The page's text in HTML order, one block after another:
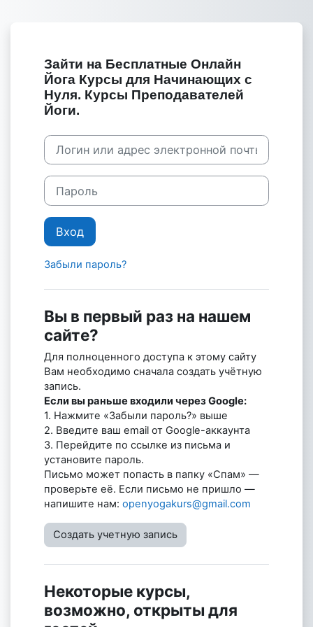
Зайти на Бесплатные Онлайн
Йога Курсы для Начинающих с
Нуля. Курсы Преподавателей
Йоги.
Пропустить и перейти к созданию новой учетной
Логин или адрес электронной почты
Пароль
Вход
Забыли пароль?
Вы в первый раз на нашем
сайте?
Для полноценного доступа к этому сайту
Вам необходимо сначала создать учётную
запись.
Если вы раньше входили через Google:
1. Нажмите «Забыли пароль?» выше
2. Введите ваш email от Google-аккаунта
3. Перейдите по ссылке из письма и
установите пароль.
Письмо может попасть в папку «Спам» —
проверьте её. Если письмо не пришло —
напишите нам: openyogakurs@gmail.com
Создать учетную запись
Некоторые курсы,
возможно, открыты для